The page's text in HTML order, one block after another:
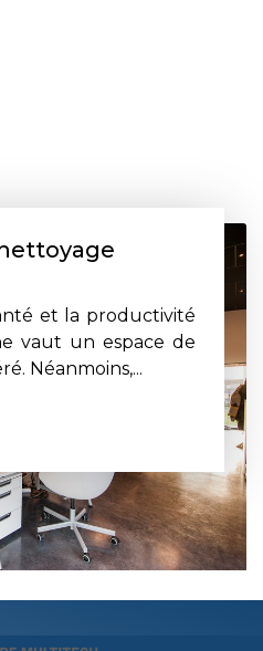
et la productivité
vaut un espace de
Néanmoins,...